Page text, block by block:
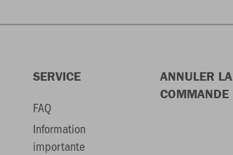
SERVICE
FAQ
Information
importante
ANNULER LA
COMMANDE